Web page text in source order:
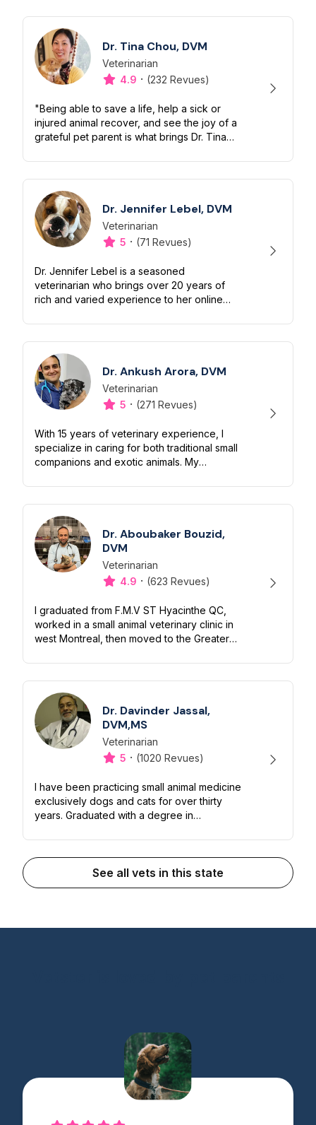
Dr. Tina Chou, DVM
Désignation
Veterinarian
Capacités
4.9 · (232 Revues)
"Being able to save a life, help a sick or
injured animal recover, and see the joy of a
grateful pet parent is what brings Dr. Tina
rewarding moments are see...
Dr. Jennifer Lebel, DVM
Désignation
Veterinarian
Capacités
5 · (71 Revues)
Dr. Jennifer Lebel is a seasoned
veterinarian who brings over 20 years of
rich and varied experience to her online
Veterinary College in 2001, she has culti...
Dr. Ankush Arora, DVM
Désignation
Veterinarian
Capacités
5 · (271 Revues)
With 15 years of veterinary experience, I
specialize in caring for both traditional small
companions and exotic animals. My
Bachelor's in Veterinary Medicine and...
Dr. Aboubaker Bouzid,
DVM
Désignation
Veterinarian
Capacités
4.9 · (623 Revues)
I graduated from F.M.V ST Hyacinthe QC,
worked in a small animal veterinary clinic in
west Montreal, then moved to the Greater
veterinarian , making home visit...
Dr. Davinder Jassal,
DVM,MS
Désignation
Veterinarian
Capacités
5 · (1020 Revues)
I have been practicing small animal medicine
exclusively dogs and cats for over thirty
years. Graduated with a degree in
subsequently received a master’s degree in
vet...
See all vets in this state